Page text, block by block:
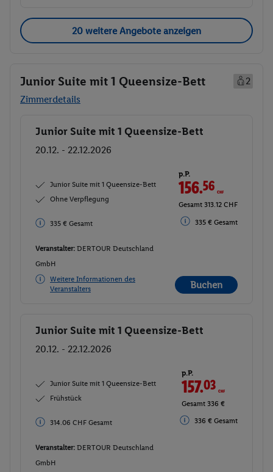
20 weitere Angebote anzeigen
Junior Suite mit 1 Queensize-Bett
2
Zimmerdetails
Buchen
Junior Suite mit 1 Queensize-Bett
20.12. - 22.12.2026
Junior Suite mit 1 Queensize-Bett
Ohne Verpflegung
335 € Gesamt
p.P.
156.56CHF
Gesamt 313.12 CHF
335 € Gesamt
Veranstalter: DERTOUR Deutschland
GmbH
Weitere Informationen des
Veranstalters
Buchen
Buchen
Junior Suite mit 1 Queensize-Bett
20.12. - 22.12.2026
Junior Suite mit 1 Queensize-Bett
Frühstück
336 € Gesamt
p.P.
157.03CHF
Gesamt 314.06 CHF
336 € Gesamt
Veranstalter: DERTOUR Deutschland
GmbH